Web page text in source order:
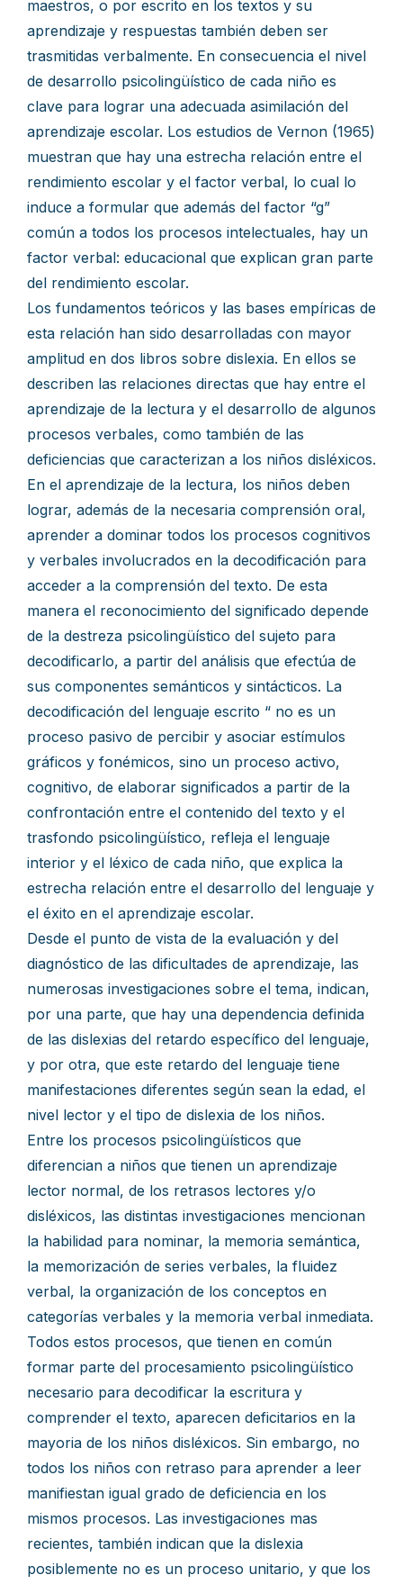
maestros, o por escrito en los textos y su
aprendizaje y respuestas también deben ser
trasmitidas verbalmente. En consecuencia el nivel
de desarrollo psicolingüístico de cada niño es
clave para lograr una adecuada asimilación del
aprendizaje escolar. Los estudios de Vernon (1965)
muestran que hay una estrecha relación entre el
rendimiento escolar y el factor verbal, lo cual lo
induce a formular que además del factor “g”
común a todos los procesos intelectuales, hay un
factor verbal: educacional que explican gran parte
del rendimiento escolar.
Los fundamentos teóricos y las bases empíricas de
esta relación han sido desarrolladas con mayor
amplitud en dos libros sobre dislexia. En ellos se
describen las relaciones directas que hay entre el
aprendizaje de la lectura y el desarrollo de algunos
procesos verbales, como también de las
deficiencias que caracterizan a los niños disléxicos.
En el aprendizaje de la lectura, los niños deben
lograr, además de la necesaria comprensión oral,
aprender a dominar todos los procesos cognitivos
y verbales involucrados en la decodificación para
acceder a la comprensión del texto. De esta
manera el reconocimiento del significado depende
de la destreza psicolingüístico del sujeto para
decodificarlo, a partir del análisis que efectúa de
sus componentes semánticos y sintácticos. La
decodificación del lenguaje escrito “ no es un
proceso pasivo de percibir y asociar estímulos
gráficos y fonémicos, sino un proceso activo,
cognitivo, de elaborar significados a partir de la
confrontación entre el contenido del texto y el
trasfondo psicolingüístico, refleja el lenguaje
interior y el léxico de cada niño, que explica la
estrecha relación entre el desarrollo del lenguaje y
el éxito en el aprendizaje escolar.
Desde el punto de vista de la evaluación y del
diagnóstico de las dificultades de aprendizaje, las
numerosas investigaciones sobre el tema, indican,
por una parte, que hay una dependencia definida
de las dislexias del retardo específico del lenguaje,
y por otra, que este retardo del lenguaje tiene
manifestaciones diferentes según sean la edad, el
nivel lector y el tipo de dislexia de los niños.
Entre los procesos psicolingüísticos que
diferencian a niños que tienen un aprendizaje
lector normal, de los retrasos lectores y/o
disléxicos, las distintas investigaciones mencionan
la habilidad para nominar, la memoria semántica,
la memorización de series verbales, la fluidez
verbal, la organización de los conceptos en
categorías verbales y la memoria verbal inmediata.
Todos estos procesos, que tienen en común
formar parte del procesamiento psicolingüístico
necesario para decodificar la escritura y
comprender el texto, aparecen deficitarios en la
mayoria de los niños disléxicos. Sin embargo, no
todos los niños con retraso para aprender a leer
manifiestan igual grado de deficiencia en los
mismos procesos. Las investigaciones mas
recientes, también indican que la dislexia
posiblemente no es un proceso unitario, y que los